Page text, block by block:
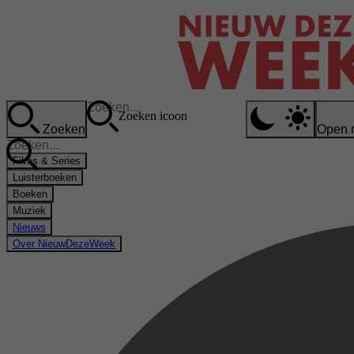
Zoeken
Zoeken icoon
Open
Films & Series
Luisterboeken
Boeken
Muziek
Nieuws
Over NieuwDezeWeek